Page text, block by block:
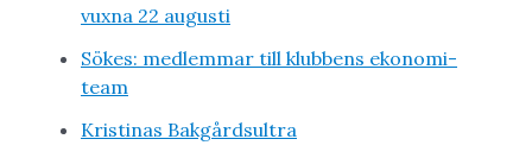
vuxna 22 augusti
Sökes: medlemmar till klubbens ekonomi-
team
Kristinas Bakgårdsultra